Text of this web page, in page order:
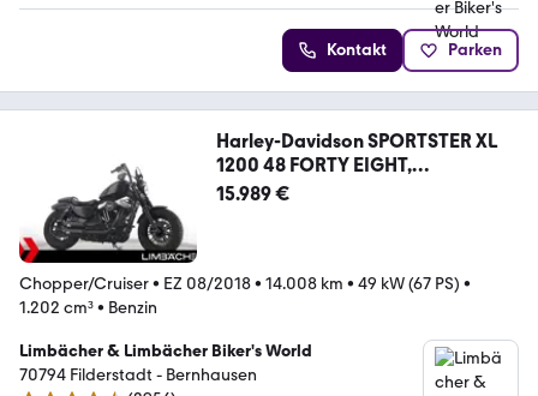
Kontakt Parken
Harley-Davidson SPORTSTER XL
1200 48 FORTY EIGHT,
Jekill&Hyde
15.989 €
Chopper/Cruiser• EZ 08/2018• 14.008 km • 49 kW (67 PS) •
1.202 cm³• Benzin
Limbächer & Limbächer Biker's World
70794 Filderstadt - Bernhausen